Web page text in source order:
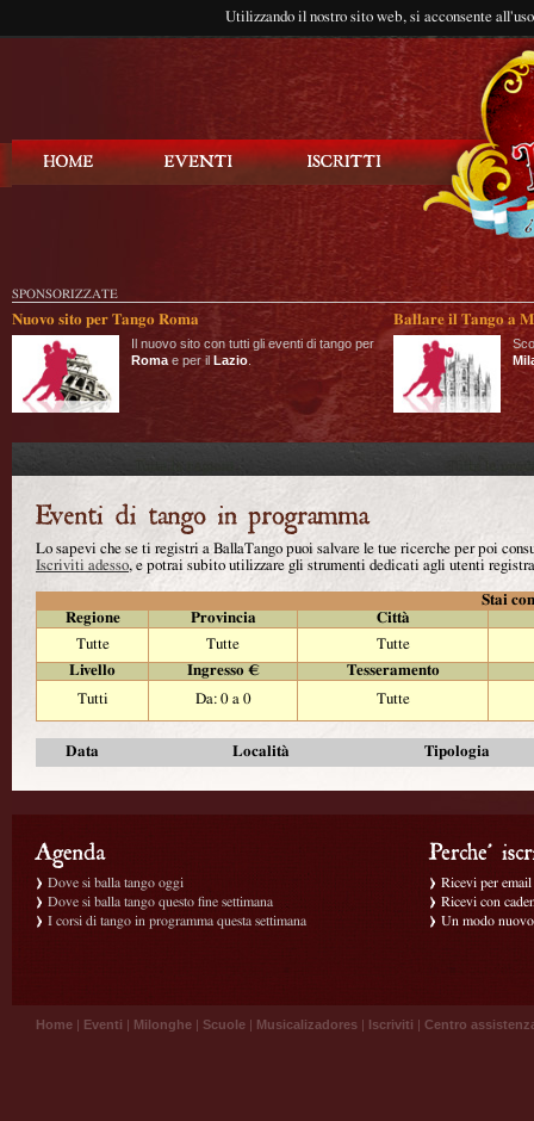
Utilizzando il nostro sito web, si acconsente
SPONSORIZZATE
Nuovo sito per Tango Roma
Il nuovo sito con tutti gli eventi di tango per
Roma e per il Lazio
Ballare il Tango a
Lo sapevi che se ti registri a BallaTango puoi salvare le tue ricerche per poi
Iscriviti adesso, e potrai subito utilizzare gli strumenti dedicati agli utenti
Stai
Regione
Provincia
Città
Tutte
Tutte
Tutte
Livello
Ingresso €
Tesseramento
Tutti
Da: 0 a 0 Tutte
Data Località Tipologia
Dove si balla tango oggi
Dove si balla tango questo fine settimana
I corsi di tango in programma questa settimana
Ricevi per
Ricevi con
Un modo
Home | Eventi | Milonghe | Scuole | Musicalizadores | Iscriviti | Centro